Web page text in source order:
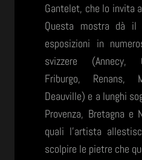
Gantelet, che lo invita
Questa mostra dà
esposizioni in
svizzere (Annecy,
Friburgo, Renans,
Deauville) e a lunghi
Provenza, Bretagna e
quali l’artista
scolpire le pietre che